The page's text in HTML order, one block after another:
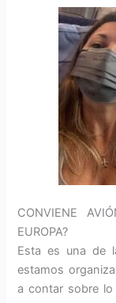
CONVIENE
EUROPA?
Esta es una de
estamos
a contar sobre